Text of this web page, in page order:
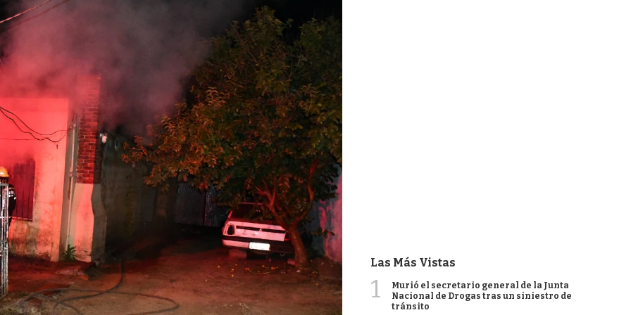
Las Más Vistas
1
Murió el secretario general de la Junta
Nacional de Drogas tras un siniestro de
tránsito